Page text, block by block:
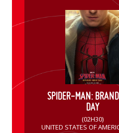
SPIDER-MAN:
DAY
(02H30)
UNITED STATES OF